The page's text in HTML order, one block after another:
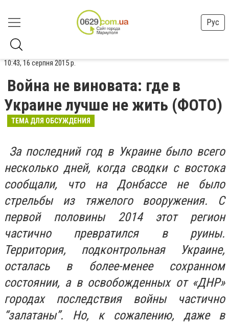
Рус
10:43, 16 серпня 2015 р.
Война не виновата: где в
Украине лучше не жить (ФОТО)
ТЕМА ДЛЯ ОБСУЖДЕНИЯ
За последний год в Украине было всего
несколько дней, когда сводки с востока
сообщали, что на Донбассе не было
стрельбы из тяжелого вооружения. С
первой половины 2014 этот регион
частично превратился в руины.
Территория, подконтрольная Украине,
осталась в более-менее сохранном
состоянии, а в освобожденных от «ДНР»
городах последствия войны частично
“залатаны”. Но, к сожалению, даже в